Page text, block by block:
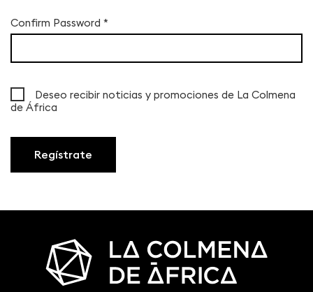
Confirm Password *
Deseo recibir noticias y promociones de La Colmena
de África